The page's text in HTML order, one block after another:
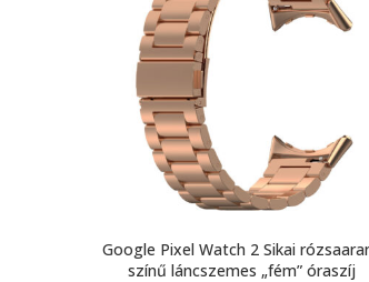
Google Pixel Watch 2 Sikai
színű láncszemes „fém” óraszíj